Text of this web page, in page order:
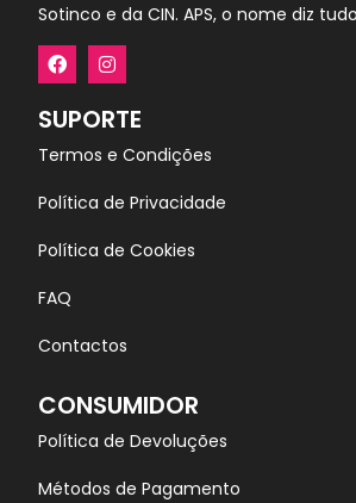
Sotinco e da CIN. APS, o nome diz
SUPORTE
Termos e Condições
Política de Privacidade
Política de Cookies
FAQ
Contactos
CONSUMIDOR
Política de Devoluções
Métodos de Pagamento